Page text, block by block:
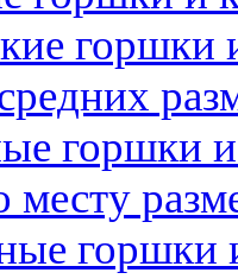
горшки
горшки
месту
горшки